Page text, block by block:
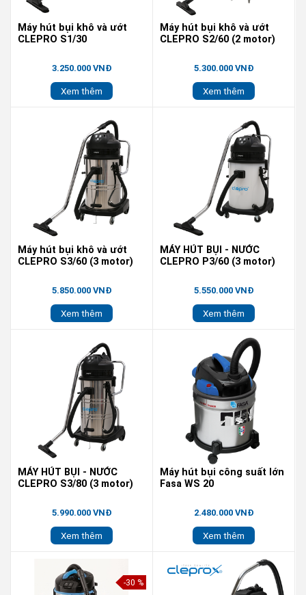
Máy hút bụi khô và ướt
CLEPRO S1/30
3.250.000 VNĐ
Xem thêm
Máy hút bụi khô và ướt
CLEPRO S2/60 (2 motor)
5.300.000 VNĐ
Xem thêm
Máy hút bụi khô và ướt
CLEPRO S3/60 (3 motor)
5.850.000 VNĐ
Xem thêm
MÁY HÚT BỤI - NƯỚC
CLEPRO P3/60 (3 motor)
5.550.000 VNĐ
Xem thêm
MÁY HÚT BỤI - NƯỚC
CLEPRO S3/80 (3 motor)
5.990.000 VNĐ
Xem thêm
Máy hút bụi công suất lớn
Fasa WS 20
2.480.000 VNĐ
Xem thêm
-30 %